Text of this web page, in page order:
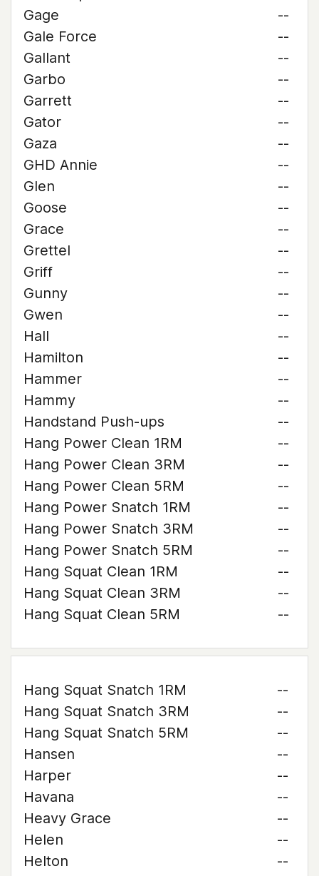
Gage
--
Gale Force
--
Gallant
--
Garbo
--
Garrett
--
Gator
--
Gaza
--
GHD Annie
--
Glen
--
Goose
--
Grace
--
Grettel
--
Griff
--
Gunny
--
Gwen
--
Hall
--
Hamilton
--
Hammer
--
Hammy
--
Handstand Push-ups
--
Hang Power Clean 1RM
--
Hang Power Clean 3RM
--
Hang Power Clean 5RM
--
Hang Power Snatch 1RM
--
Hang Power Snatch 3RM
--
Hang Power Snatch 5RM
--
Hang Squat Clean 1RM
--
Hang Squat Clean 3RM
--
Hang Squat Clean 5RM
--
Hang Squat Snatch 1RM
--
Hang Squat Snatch 3RM
--
Hang Squat Snatch 5RM
--
Hansen
--
Harper
--
Havana
--
Heavy Grace
--
Helen
--
Helton
--